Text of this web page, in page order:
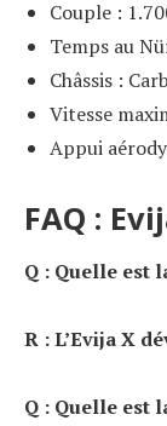
Couple :
Temps au
Châssis :
Vitesse
Appui
FAQ :
Q : Quelle est
R : L’Evija X
Q : Quelle est